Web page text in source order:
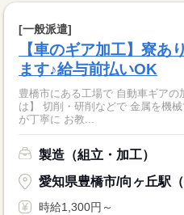
[一般派遣]
【車のギア加工】寮あ
ます♪給与前払いOK
豊橋市にある工場で 自動車ギアの加工を
は】 切削・研削などで 金属を機械で削る作業
が丁寧に お教...
製造（組立・加工）
愛知県豊橋市/向ヶ丘駅（
時給1,300円～